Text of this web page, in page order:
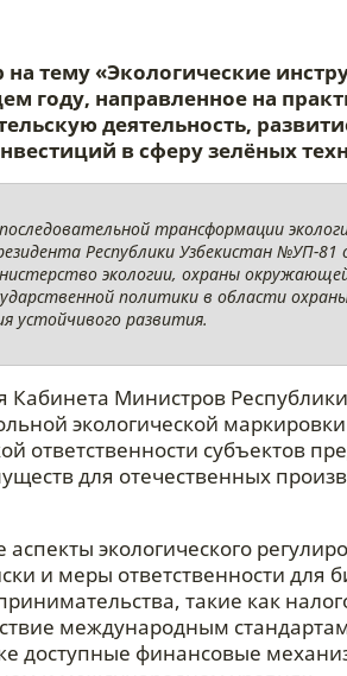
тему «Экологические
году, направленное на
деятельность,
в сферу зелёных
трансформации
Республики Узбекистан №УП-
экологии, охраны
политики в области
устойчивого развития.
Министров
экологической
ответственности субъектов
для отечественных
экологического
и меры ответственности для
такие как
международным
доступные финансовые